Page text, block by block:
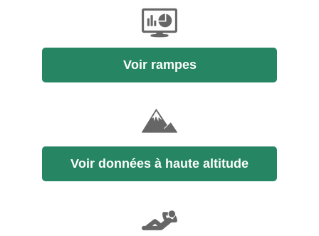
Voir rampes
Voir données à haute altitude